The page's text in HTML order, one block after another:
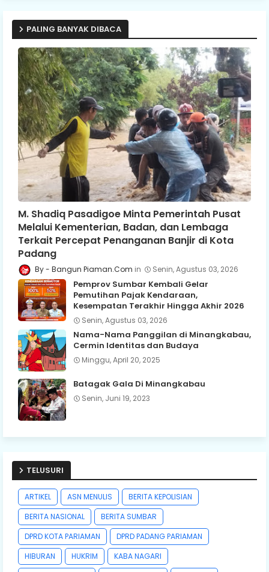
PALING BANYAK DIBACA
M. Shadiq Pasadigoe Minta Pemerintah Pusat
Melalui Kementerian, Badan, dan Lembaga
Terkait Percepat Penanganan Banjir di Kota
Padang
Bangun Piaman.Com Senin, Agustus 03, 2026
Pemprov Sumbar Kembali Gelar
Pemutihan Pajak Kendaraan,
Kesempatan Terakhir Hingga Akhir 2026
Senin, Agustus 03, 2026
Nama-Nama Panggilan di Minangkabau,
Cermin Identitas dan Budaya
Minggu, April 20, 2025
Batagak Gala Di Minangkabau
Senin, Juni 19, 2023
TELUSURI
ARTIKEL ASN MENULIS
BERITA KEPOLISIAN
BERITA NASIONAL
BERITA SUMBAR
DPRD KOTA PARIAMAN
DPRD PADANG PARIAMAN
HIBURAN
HUKRIM
KABA NAGARI